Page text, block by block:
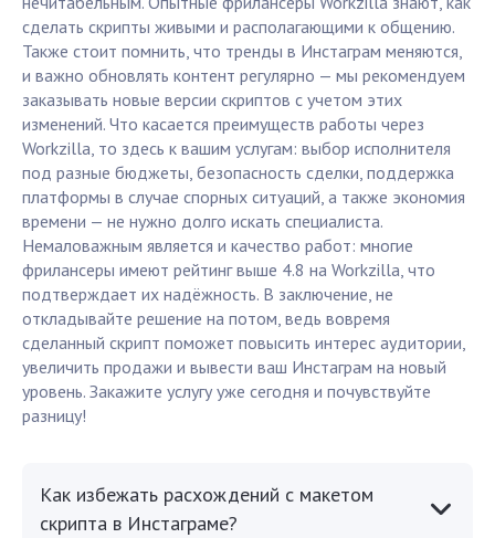
сделать скрипты живыми и располагающими к общению.
Также стоит помнить, что тренды в Инстаграм меняются,
и важно обновлять контент регулярно — мы рекомендуем
заказывать новые версии скриптов с учетом этих
изменений. Что касается преимуществ работы через
Workzilla, то здесь к вашим услугам: выбор исполнителя
под разные бюджеты, безопасность сделки, поддержка
платформы в случае спорных ситуаций, а также экономия
времени — не нужно долго искать специалиста.
Немаловажным является и качество работ: многие
фрилансеры имеют рейтинг выше 4.8 на Workzilla, что
подтверждает их надёжность. В заключение, не
откладывайте решение на потом, ведь вовремя
сделанный скрипт поможет повысить интерес аудитории,
увеличить продажи и вывести ваш Инстаграм на новый
уровень. Закажите услугу уже сегодня и почувствуйте
разницу!
Как избежать расхождений с макетом
скрипта в Инстаграме?